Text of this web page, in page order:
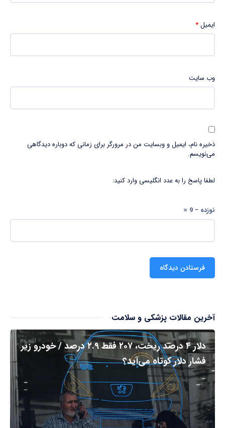
ایمیل*
وب‌ سایت
ذخیره نام، ایمیل و وبسایت من در مرورگر برای زمانی که دوباره دیدگاهی
می‌نویسم.
لطفا پاسخ را به عدد انگلیسی وارد کنید:
نوزده − 9 =
آخرین مقالات پزشکی و سلامت
دلار ۴ درصد ریخت، ۲۰۷ فقط ۲.۹ درصد / خودرو زیر
فشار دلار کوتاه می‌آید؟